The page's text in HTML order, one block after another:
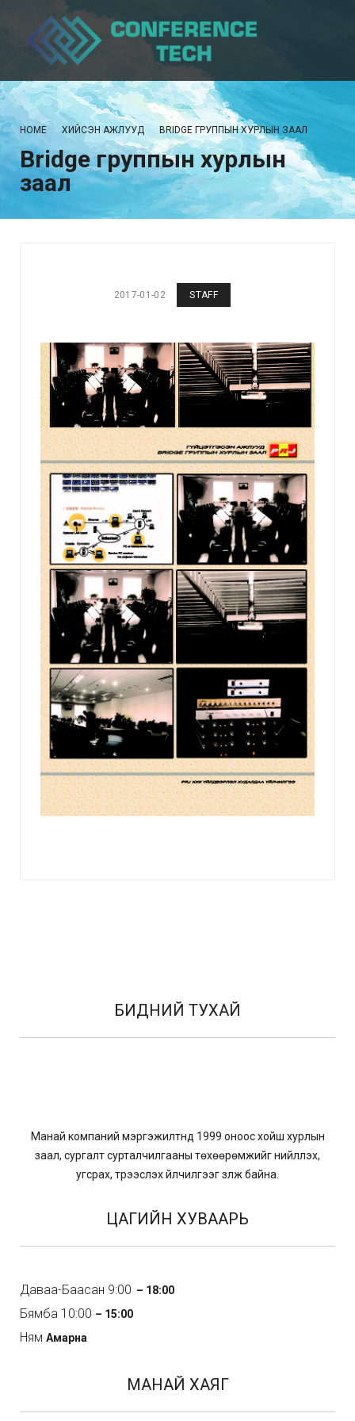
HOME ХИЙСЭН АЖЛУУД BRIDGE ГРУППЫН ХУРЛЫН ЗААЛ
Bridge группын хурлын
заал
2017-01-02 STAFF
БИДНИЙ ТУХАЙ
Манай компаний мэргэжилтнүүд 1999 оноос хойш хурлын
заал, сургалт сурталчилгааны төхөөрөмжийг нийлүүлэх,
угсрах, түрээслэх үйлчилгээг үзүүлж байна.
ЦАГИЙН ХУВААРЬ
Даваа-Баасан 9:00 – 18:00
Бямба 10:00 – 15:00
Ням Амарна
МАНАЙ ХАЯГ